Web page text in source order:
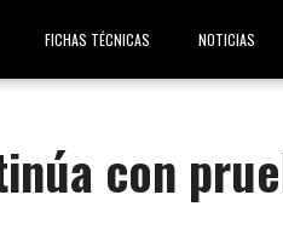
FICHAS TÉCNICAS NOTICIAS
con